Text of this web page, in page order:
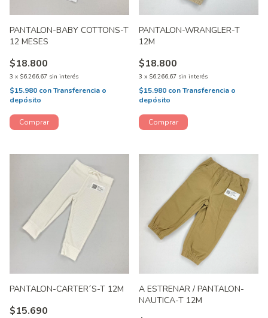
PANTALON-BABY COTTONS-T
12 MESES
$18.800
3 x $6.266,67 sin interés
$15.980 conTransferencia o
depósito
PANTALON-WRANGLER-T
12M
$18.800
3 x $6.266,67 sin interés
$15.980 conTransferencia o
depósito
PANTALON-CARTER´S-T 12M
$15.690
A ESTRENAR / PANTALON-
NAUTICA-T 12M